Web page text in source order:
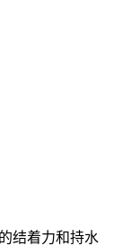
结着力和持水